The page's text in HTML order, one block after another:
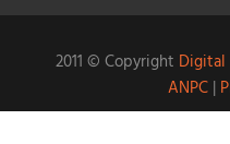
2011 © Copyright Digital
ANPC |